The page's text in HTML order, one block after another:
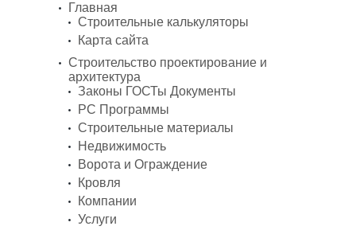
Главная
Строительные калькуляторы
Карта сайта
Строительство проектирование и
архитектура
Законы ГОСТы Документы
PC Программы
Строительные материалы
Недвижимость
Ворота и Ограждение
Кровля
Компании
Услуги